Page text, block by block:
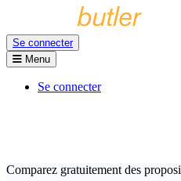
Se connecter
Menu
Se connecter
Comparez gratuitement des